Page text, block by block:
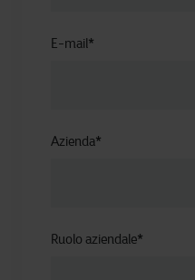
E-mail*
Azienda*
Ruolo aziendale*